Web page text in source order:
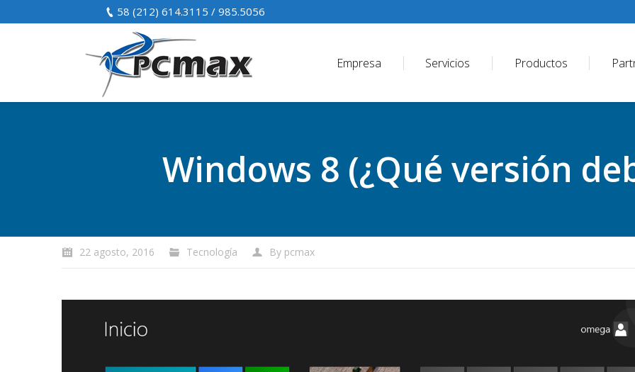
58 (212) 614.3115 / 985.5056
Empresa Servicios Productos
Windows 8 (¿Qué versión
22 agosto, 2016 Tecnología By pcmax